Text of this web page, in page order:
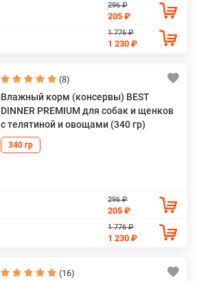
296 ₽
205 ₽
1 776 ₽
1 230 ₽
(8)
Влажный корм (консервы) BEST
DINNER PREMIUM для собак и щенков
с телятиной и овощами (340 гр)
340 гр
296 ₽
205 ₽
1 776 ₽
1 230 ₽
(16)